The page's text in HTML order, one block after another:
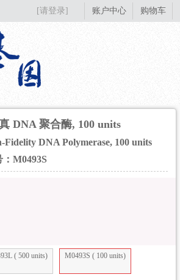
[请登录] 账户中心 购物车
DNA 聚合酶, 100 units
DNA Polymerase, 100 units
：M0493S
( 500 units) M0493S ( 100 units)